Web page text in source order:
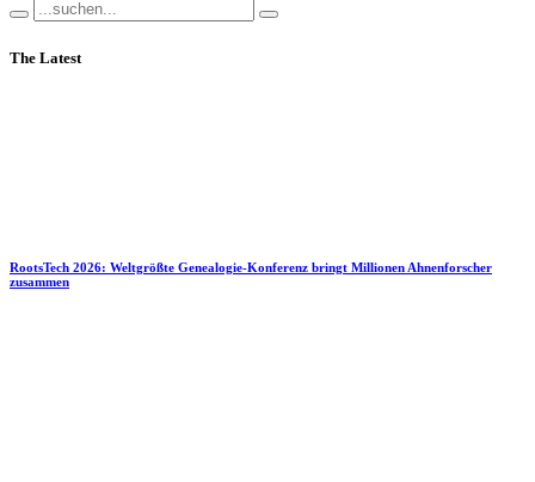
The Latest
RootsTech 2026: Weltgrößte Genealogie-Konferenz bringt Millionen Ahnenforscher
zusammen